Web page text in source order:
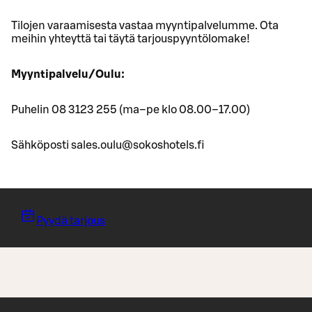
Tilojen varaamisesta vastaa myyntipalvelumme. Ota
meihin yhteyttä tai täytä tarjouspyyntölomake!
Myyntipalvelu/Oulu:
Puhelin 08 3123 255 (ma–pe klo 08.00–17.00)
Sähköposti sales.oulu@sokoshotels.fi
Pyydä tarjous